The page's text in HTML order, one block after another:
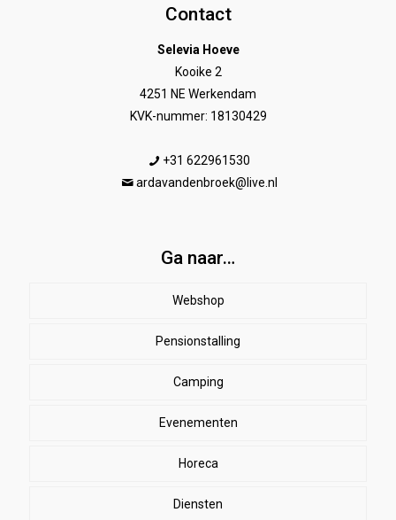
Contact
Selevia Hoeve
Kooike 2
4251 NE Werkendam
KVK-nummer: 18130429
+31 622961530
ardavandenbroek@live.nl
Ga naar…
Webshop
Paard
Beenbeschermers
EHBO
Dekens
zweetdekens
Halsters & touwen
Ruiter
Herenkleding
Dames paardrijkleding
bodywarmers
Kinderen
Stal
SALE
Winkelmand
Pensionstalling
Camping
Evenementen
Horeca
Diensten